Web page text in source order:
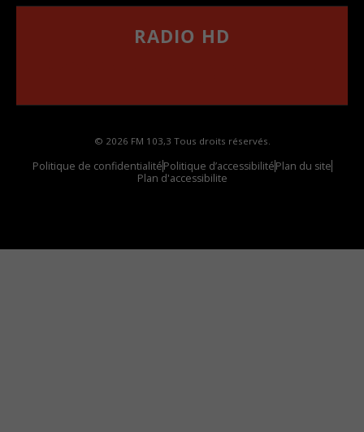
RADIO HD
© 2026 FM 103,3 Tous droits réservés.
Politique de confidentialitéPolitique d’accessibilitéPlan du site
Plan d'accessibilite